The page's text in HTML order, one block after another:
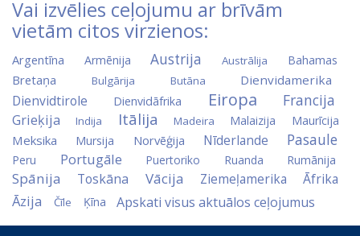
Vai izvēlies ceļojumu ar brīvām
vietām citos virzienos:
Argentīna Armēnija Austrija Austrālija Bahamas
Bretaņa Bulgārija Butāna Dienvidamerika
Dienvidtirole Dienvidāfrika Eiropa Francija
Grieķija Indija Itālija Madeira Malaizija Maurīcija
Meksika Mursija Norvēģija Nīderlande Pasaule
Peru Portugāle Puertoriko Ruanda Rumānija
Spānija Toskāna Vācija Ziemeļamerika Āfrika
Āzija Čīle Ķīna Apskati visus aktuālos ceļojumus